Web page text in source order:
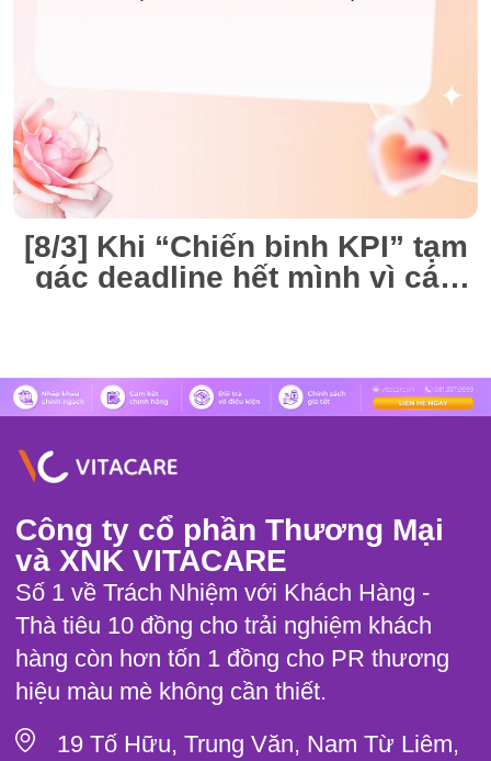
[8/3] Khi “Chiến binh KPI” tạm
gác deadline hết mình vì các
Công ty cổ phần Thương Mại
và XNK VITACARE
Số 1 về Trách Nhiệm với Khách Hàng -
Thà tiêu 10 đồng cho trải nghiệm khách
hàng còn hơn tốn 1 đồng cho PR thương
hiệu màu mè không cần thiết.
19 Tố Hữu, Trung Văn, Nam Từ Liêm,